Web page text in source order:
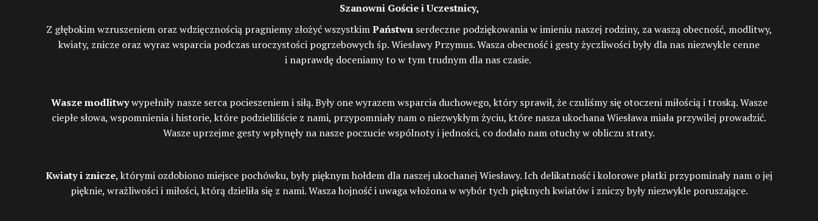
Szanowni Goście i Uczestnicy,
Z głębokim wzruszeniem oraz wdzięcznością pragniemy złożyć wszystkimPaństwuserdeczne podziękowania w imieniu naszej rodziny, za waszą obecność, modlitwy,
kwiaty, znicze oraz wyraz wsparcia podczas uroczystości pogrzebowych śp. Wiesławy Przymus. Wasza obecność i gesty życzliwości były dla nas niezwykle cenne
i naprawdę doceniamy to w tym trudnym dla nas czasie.
Wasze modlitwywypełniły nasze serca pocieszeniem i siłą. Były one wyrazem wsparcia duchowego, który sprawił, że czuliśmy się otoczeni miłością i troską. Wasze
ciepłe słowa, wspomnienia i historie, które podzieliliście z nami, przypomniały nam o niezwykłym życiu, które nasza ukochana Wiesława miała przywilej prowadzić.
Wasze uprzejme gesty wpłynęły na nasze poczucie wspólnoty i jedności, co dodało nam otuchy w obliczu straty.
Kwiaty i znicze, którymi ozdobiono miejsce pochówku, były pięknym hołdem dla naszej ukochanej Wiesławy. Ich delikatność i kolorowe płatki przypominały nam o jej
pięknie, wrażliwości i miłości, którą dzieliła się z nami. Wasza hojność i uwaga włożona w wybór tych pięknych kwiatów i zniczy były niezwykle poruszające.